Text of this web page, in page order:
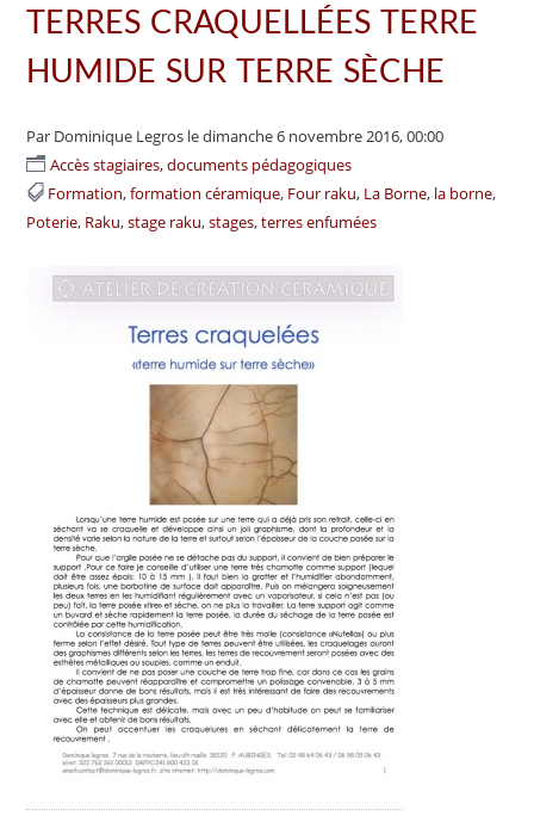
TERRES CRAQUELLÉES TERRE
HUMIDE SUR TERRE SÈCHE
Par Dominique Legros le dimanche 6 novembre 2016, 00:00
Accès stagiaires, documents pédagogiques
Formation formation céramique Four raku La Borne la borne
Poterie Raku stage raku stages terres enfumées